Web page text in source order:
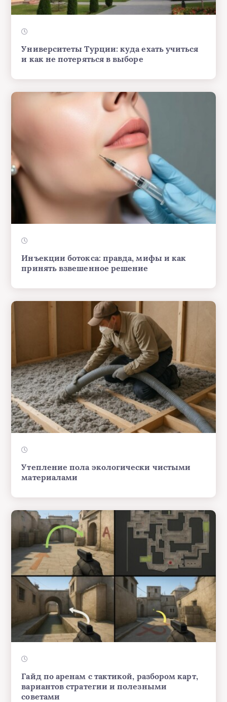
Университеты Турции: куда ехать учиться
и как не потеряться в выборе
Инъекции ботокса: правда, мифы и как
принять взвешенное решение
Утепление пола экологически чистыми
материалами
Гайд по аренам с тактикой, разбором карт,
вариантов стратегии и полезными
советами